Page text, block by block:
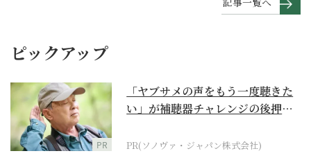
ピックアップ
PR
「ヤブサメの声をもう一度聴きた
い」が補聴器チャレンジの後押し
PR(ソノヴァ・ジャパン株式会社)